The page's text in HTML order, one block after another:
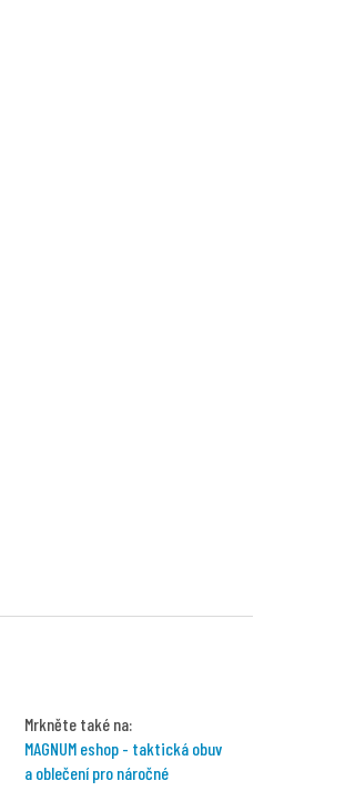
Mrkněte také na:
MAGNUM eshop - taktická obuv
a oblečení pro náročné